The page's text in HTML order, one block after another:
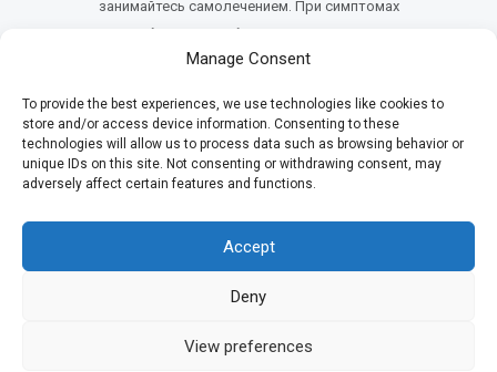
Manage Consent
To provide the best experiences, we use technologies like cookies to
store and/or access device information. Consenting to these
technologies will allow us to process data such as browsing behavior or
unique IDs on this site. Not consenting or withdrawing consent, may
adversely affect certain features and functions.
Accept
Deny
View preferences
занимайтесь самолечением. При симптомах
заболеваний обращайтесь к врачу